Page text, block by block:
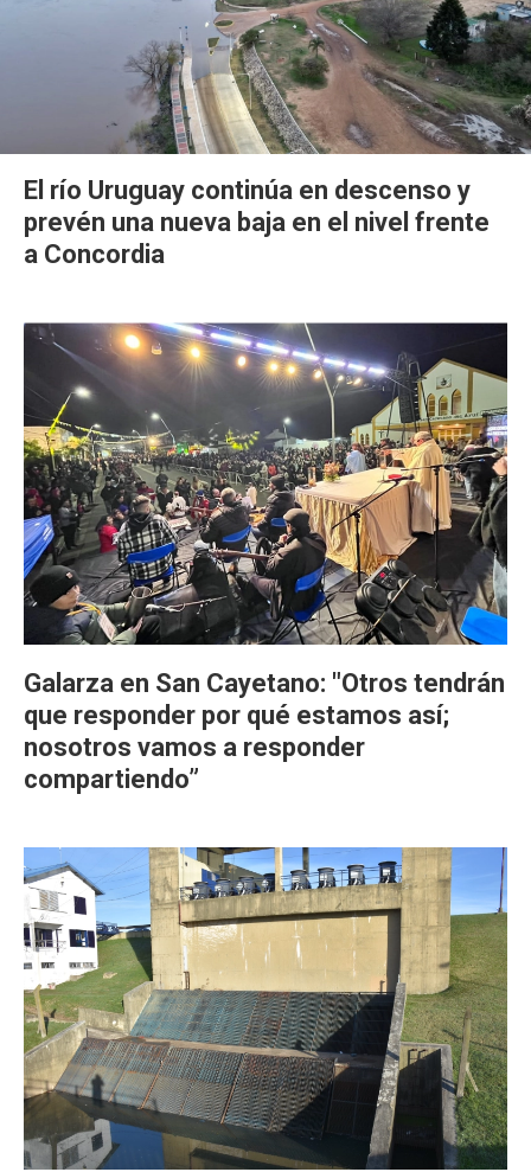
El río Uruguay continúa en descenso y
prevén una nueva baja en el nivel frente
a Concordia
Galarza en San Cayetano: "Otros tendrán
que responder por qué estamos así;
nosotros vamos a responder
compartiendo”